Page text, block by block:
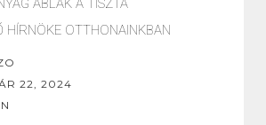
HÍRNÖKE OTTHONAINKBAN
22, 2024